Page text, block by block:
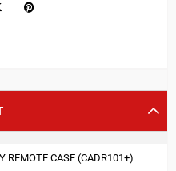
REMOTE CASE (CADR101+)